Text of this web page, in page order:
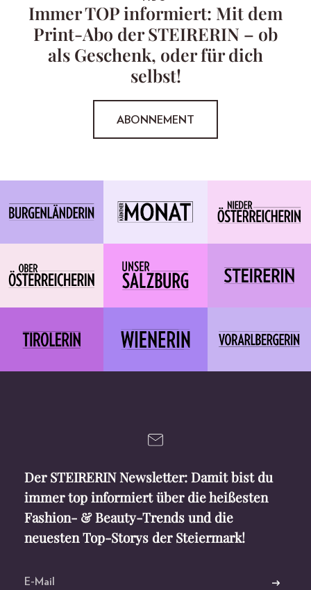
Immer TOP informiert: Mit dem
Print-Abo der STEIRERIN – ob
als Geschenk, oder für dich
selbst!
ABONNEMENT
Der STEIRERIN Newsletter: Damit bist du
immer top informiert über die heißesten
Fashion- & Beauty-Trends und die
neuesten Top-Storys der Steiermark!